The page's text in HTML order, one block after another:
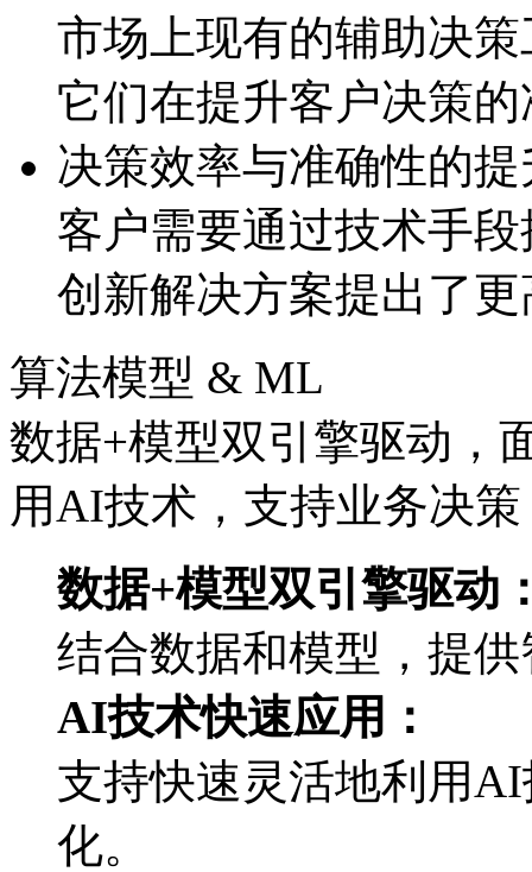
市场上现有的辅助决策
它们在提升客户决策
决策效率与准确性的
客户需要通过技术手段
创新解决方案提出了
算法模型 & ML
数据+模型双引擎驱动，
用AI技术，支持业务决
数据+模型双引擎驱动
结合数据和模型，
AI技术快速应用：
支持快速灵活地利用AI
化。